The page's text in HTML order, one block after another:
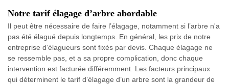
Notre tarif élagage d’arbre abordable
Il peut être nécessaire de faire l’élagage, notamment si l’arbre n'a
pas été élagué depuis longtemps. En général, les prix de notre
entreprise d’élagueurs sont fixés par devis. Chaque élagage ne
se ressemble pas, et a sa propre complication, donc chaque
intervention est facturée différemment. Les facteurs principaux
qui déterminent le tarif d’élagage d’un arbre sont la grandeur de